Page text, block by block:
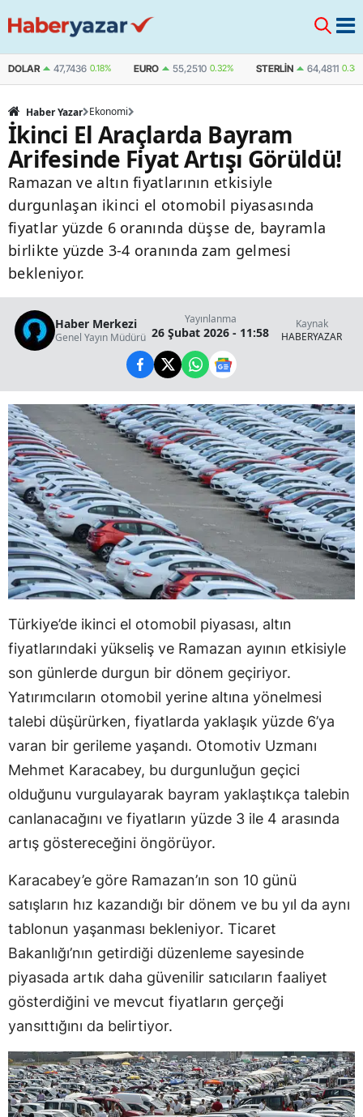
DOLAR 47,7436 0.18% EURO 55,2510 0.32% STERLIN 64,4811
Haber Yazar Ekonomi
İkinci El Araçlarda Bayram
Arifesinde Fiyat Artışı Görüldü!
Ramazan ve altın fiyatlarının etkisiyle
durgunlaşan ikinci el otomobil piyasasında
fiyatlar yüzde 6 oranında düşse de, bayramla
birlikte yüzde 3-4 oranında zam gelmesi
bekleniyor.
Haber Merkezi
Genel Yayın Müdürü
Yayınlanma
26 Şubat 2026 - 11:58
Kaynak
HABERYAZAR
Türkiye’de ikinci el otomobil piyasası, altın
fiyatlarındaki yükseliş ve Ramazan ayının etkisiyle
son günlerde durgun bir dönem geçiriyor.
Yatırımcıların otomobil yerine altına yönelmesi
talebi düşürürken, fiyatlarda yaklaşık yüzde 6’ya
varan bir gerileme yaşandı. Otomotiv Uzmanı
Mehmet Karacabey, bu durgunluğun geçici
olduğunu vurgulayarak bayram yaklaştıkça talebin
canlanacağını ve fiyatların yüzde 3 ile 4 arasında
artış göstereceğini öngörüyor.
Karacabey’e göre Ramazan’ın son 10 günü
satışların hız kazandığı bir dönem ve bu yıl da aynı
tablonun yaşanması bekleniyor. Ticaret
Bakanlığı’nın getirdiği düzenleme sayesinde
piyasada artık daha güvenilir satıcıların faaliyet
gösterdiğini ve mevcut fiyatların gerçeği
yansıttığını da belirtiyor.